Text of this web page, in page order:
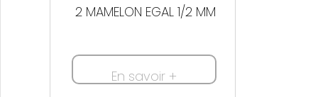
2 MAMELON EGAL 1/2 MM
En savoir +